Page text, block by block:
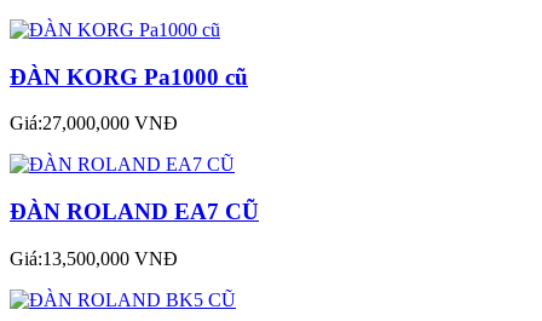
ĐÀN KORG Pa1000 cũ
Giá:27,000,000 VNĐ
ĐÀN ROLAND EA7 CŨ
Giá:13,500,000 VNĐ